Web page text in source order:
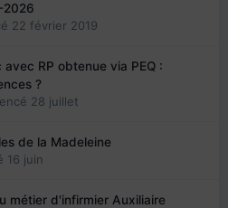
2026
22 février 2019
avec RP obtenue via PEQ :
?
28 juillet
de la Madeleine
16 juin
métier d'infirmier Auxiliaire